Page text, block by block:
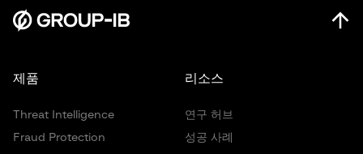
리소스
연구 허브
성공 사례
제품
Threat Intelligence
Fraud Protection